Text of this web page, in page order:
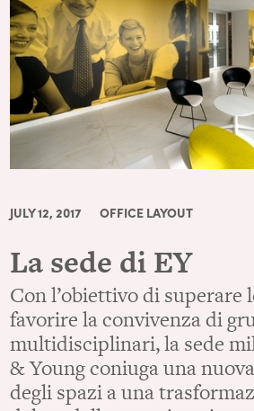
JULY 12, 2017 OFFICE LAYOUT
La sede di EY
Con l’obiettivo di superare
favorire la convivenza di
multidisciplinari, la sede
& Young coniuga una
degli spazi a una